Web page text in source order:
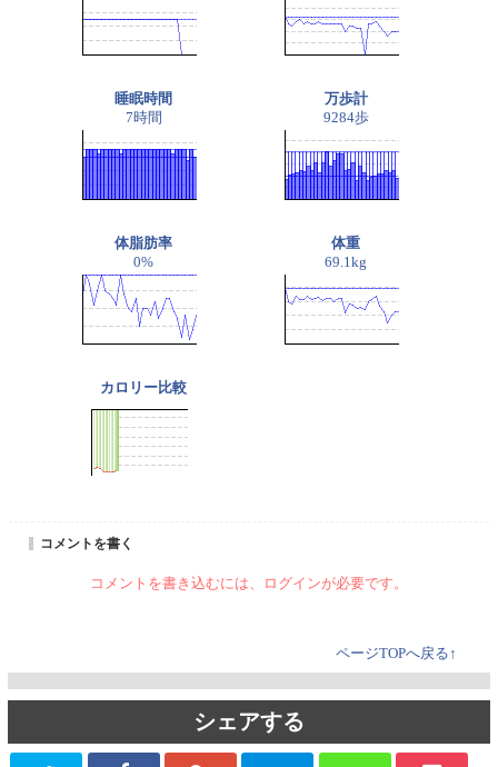
睡眠時間
7時間
万歩計
9284歩
体脂肪率
0%
体重
69.1kg
カロリー比較
コメントを書く
コメントを書き込むには、ログインが必要です。
ページTOPへ戻る↑
シェアする